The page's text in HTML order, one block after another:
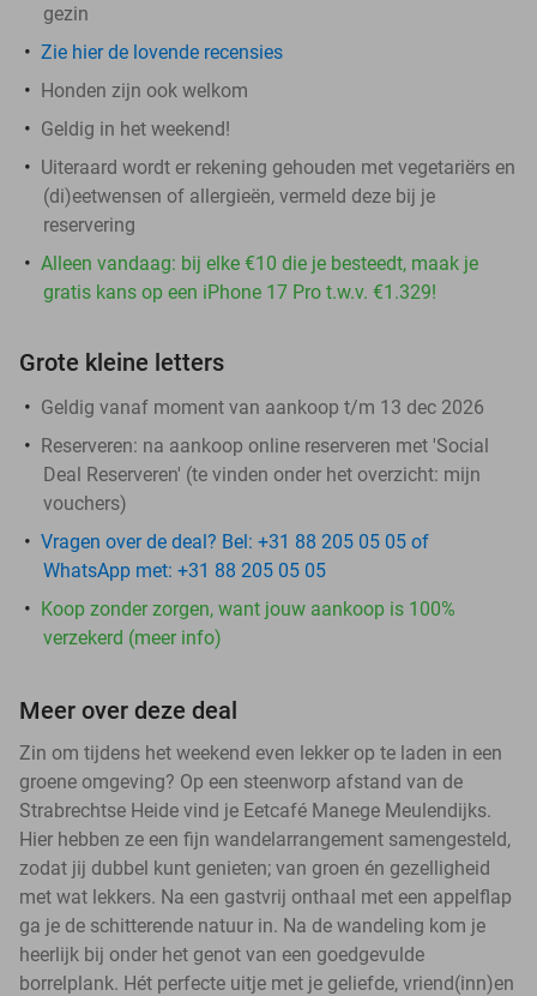
gezin
Zie hier de lovende recensies
Honden zijn ook welkom
Geldig in het weekend!
Uiteraard wordt er rekening gehouden met vegetariërs en
(di)eetwensen of allergieën, vermeld deze bij je
reservering
Alleen vandaag: bij elke €10 die je besteedt, maak je
gratis kans op een iPhone 17 Pro t.w.v. €1.329!
Grote kleine letters
Geldig vanaf moment van aankoop t/m 13 dec 2026
Reserveren: na aankoop online reserveren met 'Social
Deal Reserveren' (te vinden onder het overzicht: mijn
vouchers)
Vragen over de deal? Bel: +31 88 205 05 05 of
WhatsApp met: +31 88 205 05 05
Koop zonder zorgen, want jouw aankoop is 100%
verzekerd (meer info)
Meer over deze deal
Zin om tijdens het weekend even lekker op te laden in een
groene omgeving? Op een steenworp afstand van de
Strabrechtse Heide vind je Eetcafé Manege Meulendijks.
Hier hebben ze een fijn wandelarrangement samengesteld,
zodat jij dubbel kunt genieten; van groen én gezelligheid
met wat lekkers. Na een gastvrij onthaal met een appelflap
ga je de schitterende natuur in. Na de wandeling kom je
heerlijk bij onder het genot van een goedgevulde
borrelplank. Hét perfecte uitje met je geliefde, vriend(inn)en